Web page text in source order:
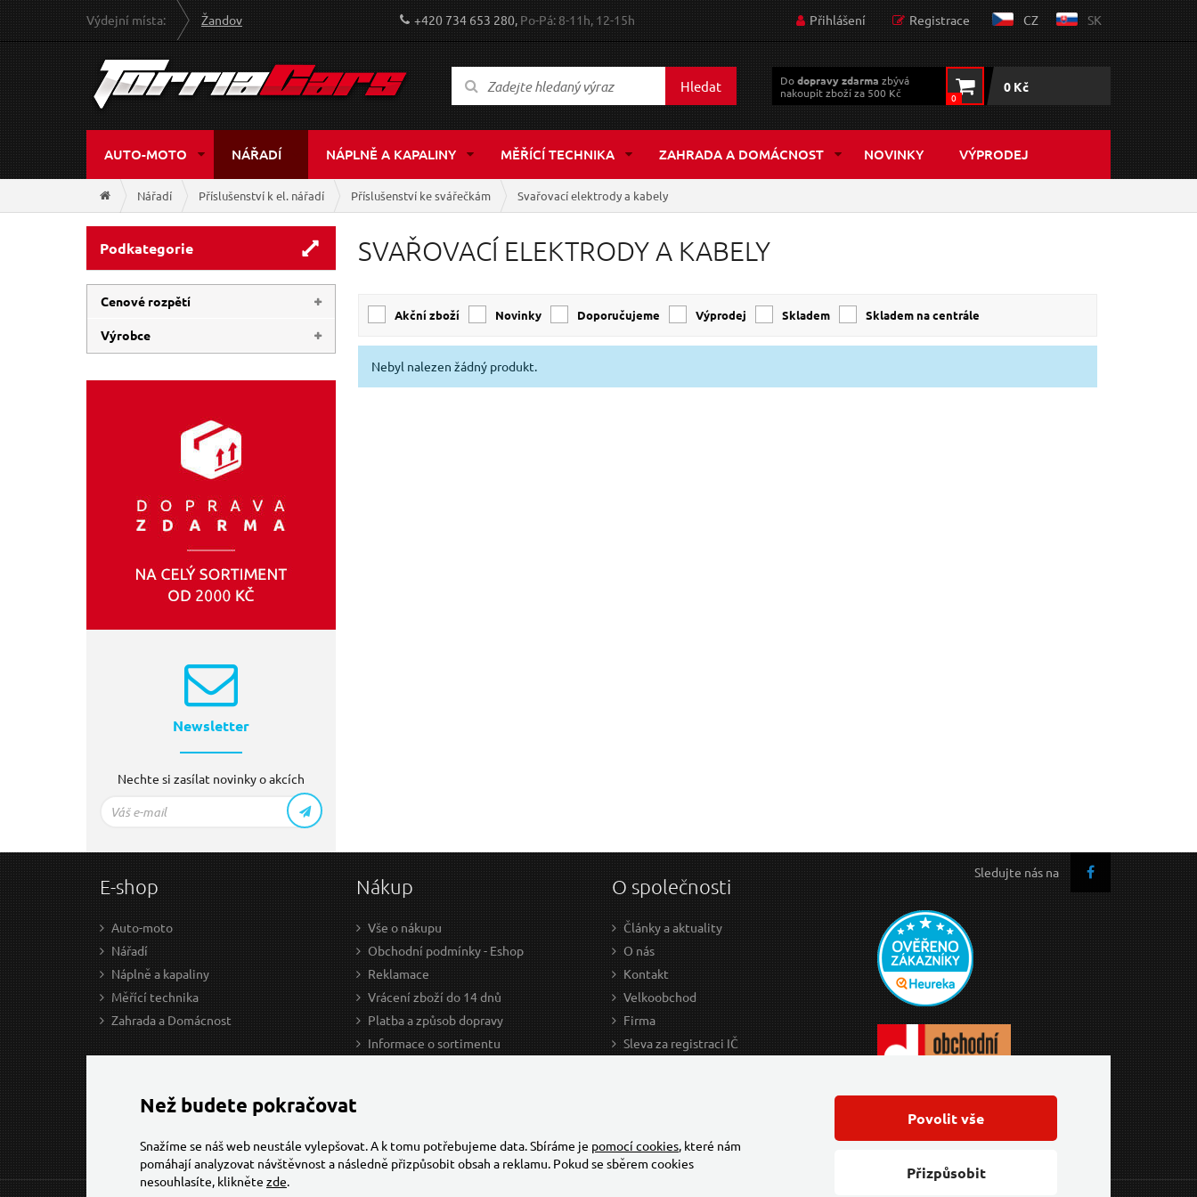
Výdejní místa: Žandov +420 734 653 280,Po-Pá: 8-11h, 12-15h Přihlášení Registrace CZ SK
Hledat Dodopravy zdarma zbývá
nakoupit zboží za 500 Kč
0
0 Kč
AUTO-MOTO NÁŘADÍ NÁPLNĚ A KAPALINY MĚŘÍCÍ TECHNIKA ZAHRADA A DOMÁCNOST NOVINKY VÝPRODEJ
Nářadí Příslušenství k el. nářadí Příslušenství ke svářečkám Svařovací elektrody a kabely
Podkategorie
Cenové rozpětí
159 Kč 2 999 Kč
Výrobce
EXTOL-PREMIUM(1)
Newsletter
Nechte si zasílat novinky o akcích
SVAŘOVACÍ ELEKTRODY A KABELY
Akční zboží Novinky Doporučujeme Výprodej skladem skladem na centrále
Nebyl nalezen žádný produkt.
Sledujte nás na
E-shop
Auto-moto
Nářadí
Náplně a kapaliny
Měřící technika
Zahrada a Domácnost
Nákup
Vše o nákupu
Obchodní podmínky - Eshop
Reklamace
Vrácení zboží do 14 dnů
Platba a způsob dopravy
Informace o sortimentu
O společnosti
Články a aktuality
O nás
Kontakt
Velkoobchod
Firma
Sleva za registraci IČ
Než budete pokračovat
Snažíme se náš web neustále vylepšovat. A k tomu potřebujeme data. Sbíráme je pomocí cookies, které nám
pomáhají analyzovat návštěvnost a následně přizpůsobit obsah a reklamu. Pokud se sběrem cookies
nesouhlasíte, klikněte zde. Přizpůsobit
Povolit vše